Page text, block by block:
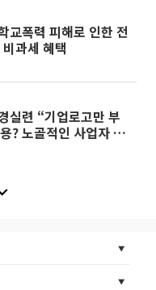
교폭력 피해로 인한 전
과세 혜택
실련 “기업로고만 부
? 노골적인 사업자 퍼